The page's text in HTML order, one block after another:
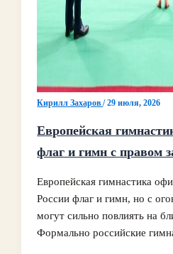
Кирилл Захаров/29 июля, 2026
Европейская
флаг и гимн с правом
Европейская гимнастика
России флаг и гимн, но с
могут сильно повлиять на
Формально российские